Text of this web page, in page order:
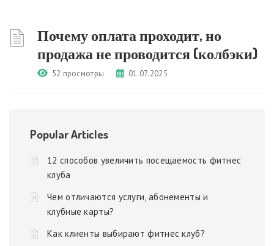
Почему оплата проходит, но
продажа не проводится (колбэки)
52 просмотры 01.07.2025
Popular Articles
12 способов увеличить посещаемость фитнес
клуба
Чем отличаются услуги, абонементы и
клубные карты?
Как клиенты выбирают фитнес клуб?